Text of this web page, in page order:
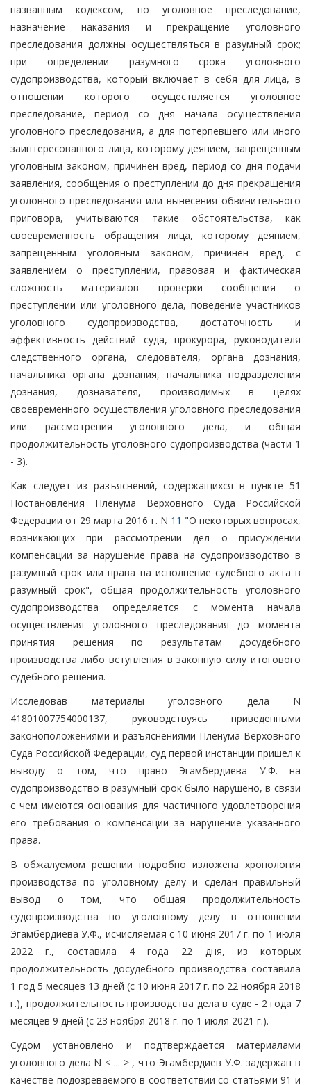
названным кодексом, но уголовное преследование,
назначение наказания и прекращение уголовного
преследования должны осуществляться в разумный срок;
при определении разумного срока уголовного
судопроизводства, который включает в себя для лица, в
отношении которого осуществляется уголовное
преследование, период со дня начала осуществления
уголовного преследования, а для потерпевшего или иного
заинтересованного лица, которому деянием, запрещенным
уголовным законом, причинен вред, период со дня подачи
заявления, сообщения о преступлении до дня прекращения
уголовного преследования или вынесения обвинительного
приговора, учитываются такие обстоятельства, как
своевременность обращения лица, которому деянием,
запрещенным уголовным законом, причинен вред, с
заявлением о преступлении, правовая и фактическая
сложность материалов проверки сообщения о
преступлении или уголовного дела, поведение участников
уголовного судопроизводства, достаточность и
эффективность действий суда, прокурора, руководителя
следственного органа, следователя, органа дознания,
начальника органа дознания, начальника подразделения
дознания, дознавателя, производимых в целях
своевременного осуществления уголовного преследования
или рассмотрения уголовного дела, и общая
продолжительность уголовного судопроизводства (части 1
- 3).
Как следует из разъяснений, содержащихся в пункте 51
Постановления Пленума Верховного Суда Российской
Федерации от 29 марта 2016 г. N 11 "О некоторых вопросах,
возникающих при рассмотрении дел о присуждении
компенсации за нарушение права на судопроизводство в
разумный срок или права на исполнение судебного акта в
разумный срок", общая продолжительность уголовного
судопроизводства определяется с момента начала
осуществления уголовного преследования до момента
принятия решения по результатам досудебного
производства либо вступления в законную силу итогового
судебного решения.
Исследовав материалы уголовного дела N
41801007754000137, руководствуясь приведенными
законоположениями и разъяснениями Пленума Верховного
Суда Российской Федерации, суд первой инстанции пришел к
выводу о том, что право Эгамбердиева У.Ф. на
судопроизводство в разумный срок было нарушено, в связи
с чем имеются основания для частичного удовлетворения
его требования о компенсации за нарушение указанного
права.
В обжалуемом решении подробно изложена хронология
производства по уголовному делу и сделан правильный
вывод о том, что общая продолжительность
судопроизводства по уголовному делу в отношении
Эгамбердиева У.Ф., исчисляемая с 10 июня 2017 г. по 1 июля
2022 г., составила 4 года 22 дня, из которых
продолжительность досудебного производства составила
1 год 5 месяцев 13 дней (с 10 июня 2017 г. по 22 ноября 2018
г.), продолжительность производства дела в суде - 2 года 7
месяцев 9 дней (с 23 ноября 2018 г. по 1 июля 2021 г.).
Судом установлено и подтверждается материалами
уголовного дела N < ... > , что Эгамбердиев У.Ф. задержан в
качестве подозреваемого в соответствии со статьями 91 и